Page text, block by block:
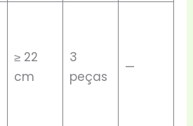
≥ 22
cm
3
peças
—